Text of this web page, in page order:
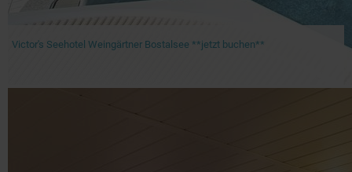
Victor's Seehotel Weingärtner Bostalsee **jetzt buchen**